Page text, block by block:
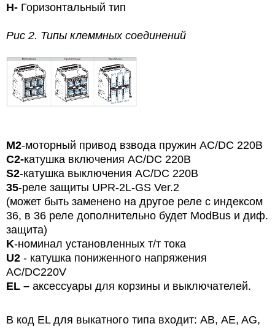
Н- Горизонтальный тип
Рис 2. Типы клеммных соединений
М2-моторный привод взвода пружин АС/DC 220В
С2-катушка включения АС/DC 220В
S2-катушка выключения АС/DC 220В
35-реле защиты UPR-2L-GS Ver.2
(может быть заменено на другое реле с индексом
36, в 36 реле дополнительно будет ModBus и диф.
защита)
K-номинал установленных т/т тока
U2 - катушка пониженного напряжения
AC/DC220V
EL – аксессуары для корзины и выключателей.
В код EL для выкатного типа входит: АВ, AE, AG,